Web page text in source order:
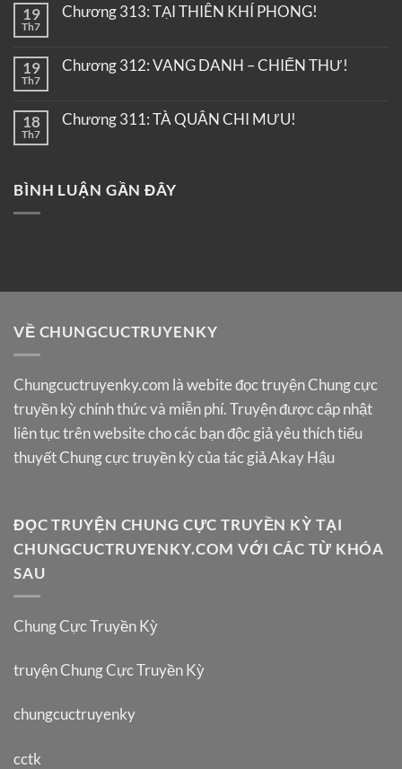
19
Th7
Chương 313: TẠI THIÊN KHÍ PHONG!
19
Th7
Chương 312: VANG DANH – CHIẾN THƯ!
18
Th7
Chương 311: TÀ QUÂN CHI MƯU!
BÌNH LUẬN GẦN ĐÂY
VỀ CHUNGCUCTRUYENKY
Chungcuctruyenky.com là webite đọc truyện Chung cực
truyền kỳ chính thức và miễn phí. Truyện được cập nhật
liên tục trên website cho các bạn độc giả yêu thích tiểu
thuyết Chung cực truyền kỳ của tác giả Akay Hậu
ĐỌC TRUYỆN CHUNG CỰC TRUYỀN KỲ TẠI
CHUNGCUCTRUYENKY.COM VỚI CÁC TỪ KHÓA
SAU
Chung Cực Truyền Kỳ
truyện Chung Cực Truyền Kỳ
chungcuctruyenky
cctk